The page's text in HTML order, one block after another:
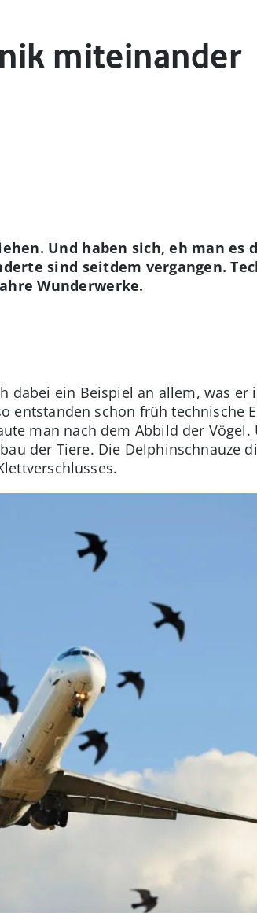
miteinander
Und haben sich, eh man es
sind seitdem vergangen.
Wunderwerke.
dabei ein Beispiel an allem, was er
entstanden schon früh technische
man nach dem Abbild der
der Tiere. Die Delphinschnauze